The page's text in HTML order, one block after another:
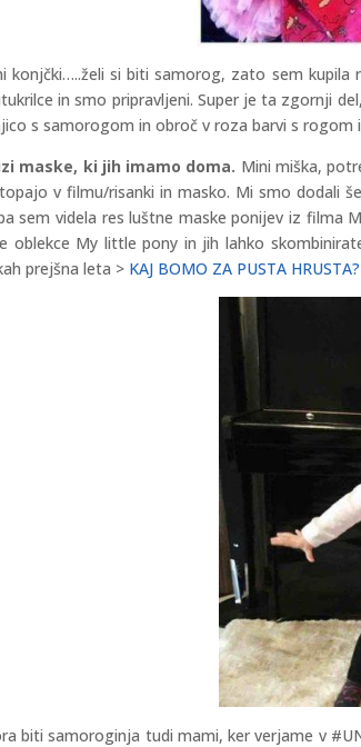
konjčki…..želi si biti samorog, zato sem
in smo pripravljeni. Super je ta zgornji
s samorogom in obroč v roza barvi s rogom
maske, ki jih imamo doma. Mini miška,
v filmu/risanki in masko. Mi smo dodali
sem videla res luštne maske ponijev iz filma
oblekce My little pony in jih lahko
prejšna leta > KAJ BOMO ZA PUSTA HRUSTA?
biti samoroginja tudi mami, ker verjame v